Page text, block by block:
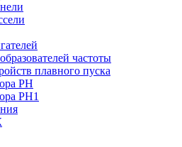
частоты
плавного пуска
PH
PH1